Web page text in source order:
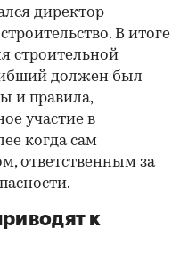
директор
В итоге
строительной
должен был
и правила,
участие в
когда сам
ответственным за
к